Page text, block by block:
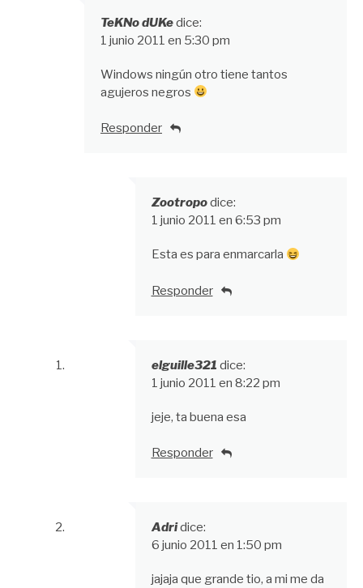
TeKNo dUKedice:
1 junio 2011 en 5:30 pm
Windows ningún otro tiene tantos
agujeros negros
Responder
Zootropodice:
1 junio 2011 en 6:53 pm
Esta es para enmarcarla
Responder
elguille321 dice:
1 junio 2011 en 8:22 pm
jeje, ta buena esa
Responder
Adridice:
6 junio 2011 en 1:50 pm
jajaja que grande tio, a mi me da